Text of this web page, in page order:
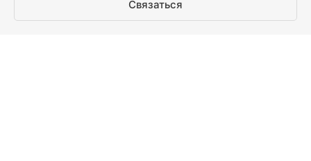
Связаться